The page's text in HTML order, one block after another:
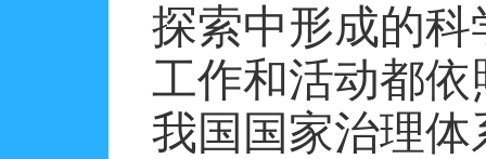
探索中形成的
工作和活动都
我国国家治理